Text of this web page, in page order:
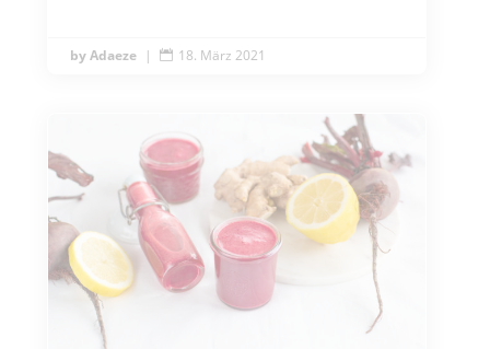
Adaeze |  18. März 2021